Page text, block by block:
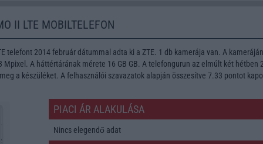
II LTE MOBILTELEFON
telefont 2014 február dátummal adta ki a ZTE. 1 db kamerája van. A
Mpixel. A háttértárának mérete 16 GB GB. A telefongurun az elmúlt két hétben
a készüléket. A felhasználói szavazatok alapján összesítve 7.33 pontot
PIACI ÁR ALAKULÁSA
Nincs elegendő adat